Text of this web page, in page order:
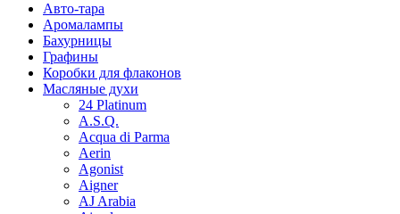
Авто-тара
Аромалампы
Бахурницы
Графины
Коробки для флаконов
Масляные духи
24 Platinum
A.S.Q.
Acqua di Parma
Aerin
Agonist
Aigner
AJ Arabia